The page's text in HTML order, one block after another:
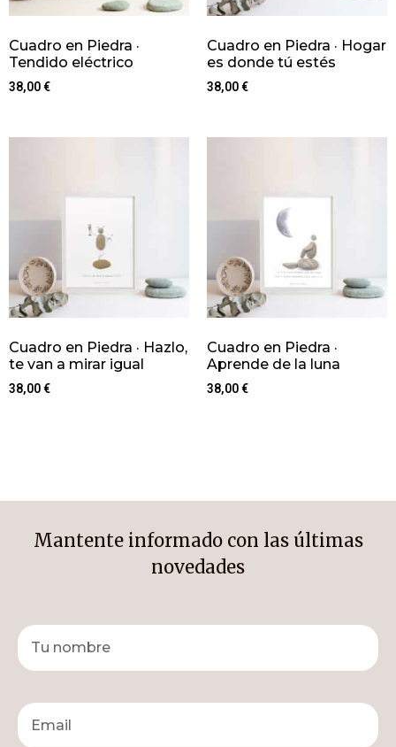
Cuadro en Piedra ·
Tendido eléctrico
38,00€
Cuadro en Piedra · Hogar
es donde tú estés
38,00€
Cuadro en Piedra · Hazlo,
te van a mirar igual
38,00€
Cuadro en Piedra ·
Aprende de la luna
38,00€
Mantente informado con las últimas
novedades